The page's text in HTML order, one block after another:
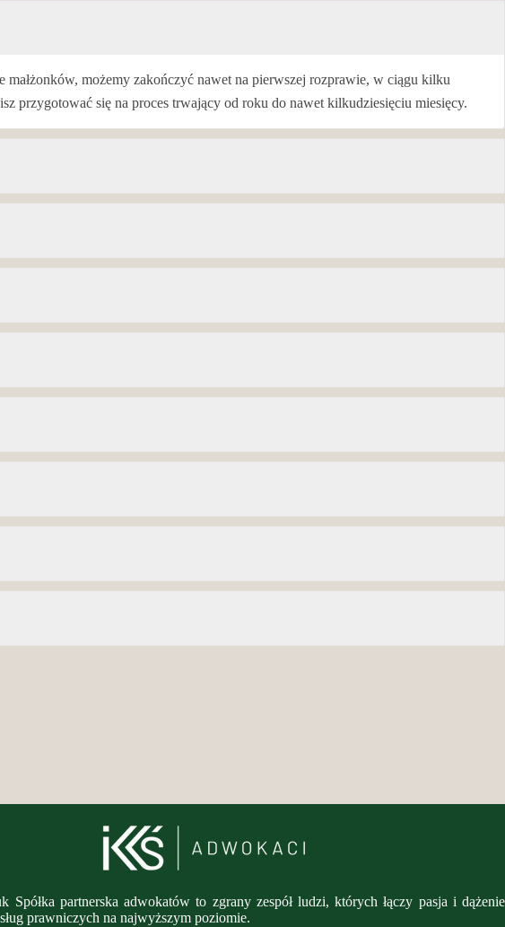
możemy zakończyć nawet na pierwszej rozprawie, w ciągu kilku
przygotować się na proces trwający od roku do nawet kilkudziesięciu miesięcy.
Spółka partnerska adwokatów to zgrany zespół ludzi, których łączy pasja i dążenie
prawniczych na najwyższym poziomie.